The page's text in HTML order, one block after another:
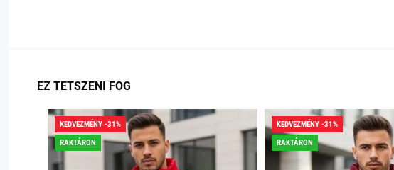
EZ TETSZENI FOG
KEDVEZMÉNY -31%
RAKTÁRON
KEDVEZMÉNY -31%
RAKTÁRON